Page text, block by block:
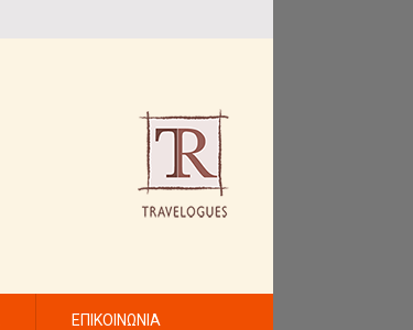
ΕΠΙΚΟΙΝΩΝΙΑ